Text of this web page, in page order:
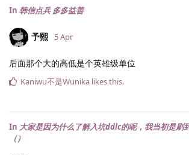
In 韩信点兵 多多益善
予熙 5 Apr
后面那个大的高低是个英雄级单位
Kaniwu不是Wunika likes this.
In 大家是因为什么了解入坑ddlc的呢，我当初是刷
（）